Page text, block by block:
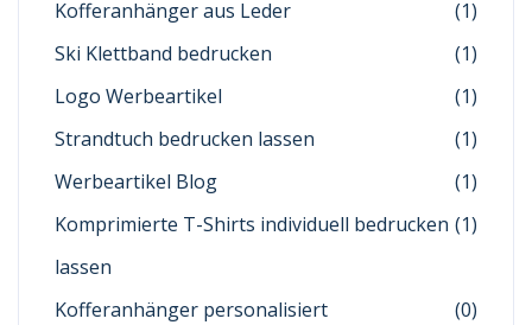
Kofferanhänger aus Leder
(1)
Ski Klettband bedrucken
(1)
Logo Werbeartikel
(1)
Strandtuch bedrucken lassen
(1)
Werbeartikel Blog
(1)
Komprimierte T-Shirts individuell bedrucken
lassen
(1)
Kofferanhänger personalisiert
(0)